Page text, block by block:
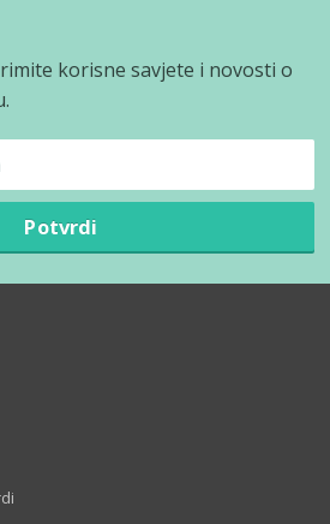
korisne savjete i novosti o
Potvrdi